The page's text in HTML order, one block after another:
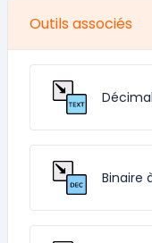
Outils associés
Binaire